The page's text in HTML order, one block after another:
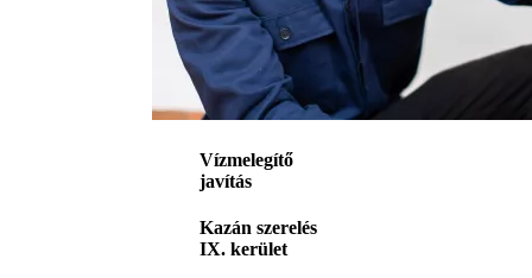
Vízmelegítő
javítás
Kazán szerelés
IX. kerület